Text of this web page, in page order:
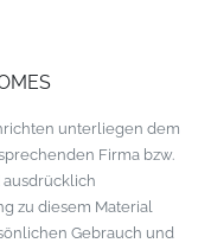
unterliegen dem
Firma bzw.
zu diesem Material
Gebrauch und